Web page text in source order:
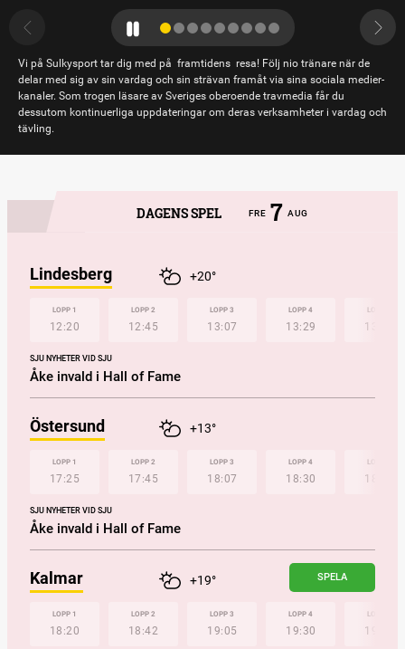
Vi på Sulkysport tar dig med på framtidens resa! Följ nio tränare när de
delar med sig av sin vardag och sin strävan framåt via sina sociala medier-
kanaler. Som trogen läsare av Sveriges oberoende travmedia får du
dessutom kontinuerliga uppdateringar om deras verksamheter i vardag och
tävling.
DAGENS SPEL FRE 7 AUG
Lindesberg +20°
LOPP 1
12:20
LOPP 2
12:45
LOPP 3
13:07
LOPP 4
13:29 13:50
SJU NYHETER VID SJU
Åke invald i Hall of Fame
Östersund +13°
LOPP 1
17:25
LOPP 2
17:45
LOPP 3
18:07
LOPP 4
18:30 18:53
SJU NYHETER VID SJU
Åke invald i Hall of Fame
Kalmar +19° SPELA
LOPP 1
18:20
LOPP 2
18:42
LOPP 3
19:05
LOPP 4
19:30 19:52